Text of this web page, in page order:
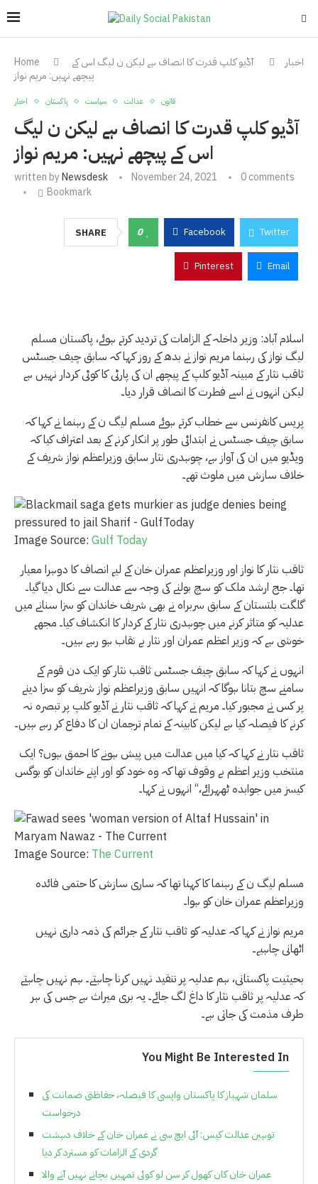
Home اخبار
آڈیو کلپ قدرت کا انصاف ہے لیکن ن لیگ اس کے
پیچھے نہیں: مریم نواز
اخبار پاکستان سیاست عدالت قانون
آڈیو کلپ قدرت کا انصاف ہے لیکن ن لیگ
اس کے پیچھے نہیں: مریم نواز
written byNewsdesk November 24, 2021
0 comments
Bookmark
SHARE 0 Facebook Twitter
Pinterest Email
اسلام آباد: وزیر داخلہ کے الزامات کی تردید کرتے ہوئے، پاکستان مسلم
لیگ نواز کی رہنما مریم نواز نے بدھ کے روز کہا کہ سابق چیف جسٹس
ثاقب نثار کے مبینہ آڈیو کلپ کے پیچھے ان کی پارٹی کا کوئی کردار نہیں ہے
لیکن انہوں نے اسے فطرت کا انصاف قرار دیا۔
پریس کانفرنس سے خطاب کرتے ہوئے مسلم لیگ ن کے رہنما نے کہا کہ
سابق چیف جسٹس نے ابتدائی طور پر انکار کرنے کے بعد اعتراف کیا کہ
ویڈیو میں ان کی آواز ہے، چوہدری نثار سابق وزیراعظم نواز شریف کے
خلاف سازش میں ملوث تھے۔
Image Source: Gulf Today
ثاقب نثار کا نواز اور وزیراعظم عمران خان کے لیے انصاف کا دوہرا معیار
تھا۔ جج ارشد ملک کو سچ بولنے کی وجہ سے عدالت سے نکال دیا گیا۔
گلگت بلتستان کے سابق سربراہ نے بھی شریف خاندان کو سزا سنانے میں
عدلیہ کو متاثر کرنے میں چوہدری نثار کے کردار کا انکشاف کیا۔ مجھے
خوشی ہے کہ وزیر اعظم عمران اور نثار بے نقاب ہو رہے ہیں۔
انہوں نے کہا کہ سابق چیف جسٹس ثاقب نثار کو ایک دن قوم کے
سامنے سچ بتانا ہوگا کہ انہیں سابق وزیراعظم نواز شریف کو سزا دینے
پر کس نے مجبور کیا۔ مریم نے کہا کہ ثاقب نثار نے آڈیو کلپ پر تبصرہ نہ
کرنے کا فیصلہ کیا ہے لیکن کابینہ کے تمام ترجمان ان کا دفاع کر رہے ہیں۔
ثاقب نثار نے کہا کہ کیا میں عدالت میں پیش ہونے کا احمق ہوں؟ ایک
منتخب وزیر اعظم بے وقوف تھا کہ وہ خود کو اور اپنے خاندان کو بوگس
کیسز میں جوابدہ ٹھہرائے،‘‘ انہوں نے کہا۔
Image Source: The Current
مسلم لیگ ن کے رہنما کا کہنا تھا کہ ساری سازش کا حتمی فائدہ
وزیراعظم عمران خان کو ہوا۔
مریم نواز نے کہا کہ عدلیہ کو ثاقب نثار کے جرائم کی ذمہ داری نہیں
اٹھانی چاہیے۔
بحیثیت پاکستانی، ہم عدلیہ پر تنقید نہیں کرنا چاہتے۔ ہم نہیں چاہتے
کہ عدلیہ پر ثاقب نثار کا داغ لگ جائے۔ یہ بری میراث ہے جس کی ہر
طرف مذمت کی جاتی ہے۔
You Might Be Interested In
سلمان شہباز کا پاکستان واپسی کا فیصلہ، حفاظتی ضمانت کی
درخواست
توہین عدالت کیس: آئی ایچ سی نے عمران خان کے خلاف دہشت
گردی کے الزامات کو مسترد کر دیا
عمران خان کان کھول کر سن لو کوئی تمہیں بچانے نہیں آنے والا